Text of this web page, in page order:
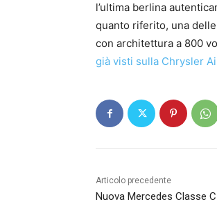
l’ultima berlina
quanto riferito, una
con architettura a 800
già visti sulla Chrysler
Articolo precedente
Nuova Mercedes Classe